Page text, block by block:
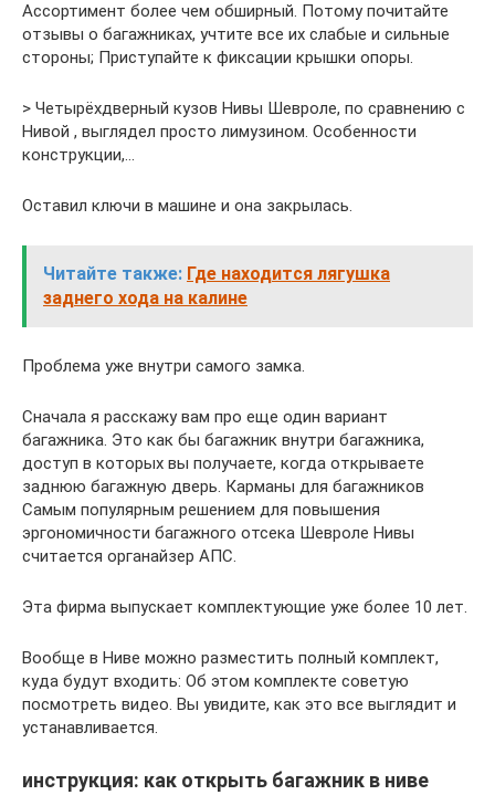
Ассортимент более чем обширный. Потому почитайте
отзывы о багажниках, учтите все их слабые и сильные
стороны; Приступайте к фиксации крышки опоры.
> Четырёхдверный кузов Нивы Шевроле, по сравнению с
Нивой , выглядел просто лимузином. Особенности
конструкции,…
Оставил ключи в машине и она закрылась.
Читайте также: Где находится лягушка
заднего хода на калине
Проблема уже внутри самого замка.
Сначала я расскажу вам про еще один вариант
багажника. Это как бы багажник внутри багажника,
доступ в которых вы получаете, когда открываете
заднюю багажную дверь. Карманы для багажников
Самым популярным решением для повышения
эргономичности багажного отсека Шевроле Нивы
считается органайзер АПС.
Эта фирма выпускает комплектующие уже более 10 лет.
Вообще в Ниве можно разместить полный комплект,
куда будут входить: Об этом комплекте советую
посмотреть видео. Вы увидите, как это все выглядит и
устанавливается.
инструкция: как открыть багажник в ниве